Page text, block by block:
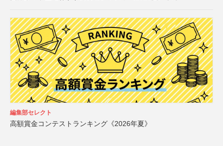
編集部セレクト
高額賞金コンテストランキング《2026年夏》